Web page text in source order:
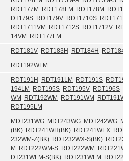
RDT177M
RDT178LM RDT178M
DT179S RDT179V RDT1710S
RDT1711VM
RDT1712S RDT1712V
14VM
RDT177LM
RDT181V RDT183H RDT184H RDT184S
RDT192WLM
RDT191H RDT191LM RDT191S
194LM
RDT195S RDT195V RDT196S
WM
RDT192WM RDT191WM
RDT195LM
MDT231WG MDT243WG MDT242WG
(BK) RDT241WH(BK) RDT241WEX
232WM-Z(BK) RDT232WX-S(BK)
M
RDT222WM-S RDT222WM
DT231WLM-S(BK) RDT231WLM